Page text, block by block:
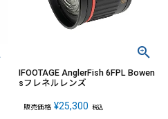
IFOOTAGE AnglerFish 6FPL Bowen
sフレネルレンズ
販売価格 ¥25,300 税込